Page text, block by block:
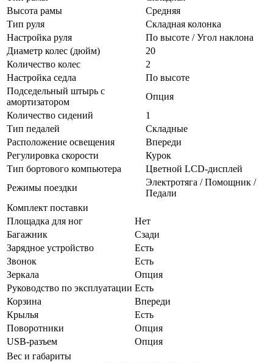
Высота рамы
Средняя
Тип руля
Складная колонка
Настройка руля
По высоте / Угол наклона
Диаметр колес (дюйм)
20
Количество колес
2
Настройка седла
По высоте
Подседельный штырь с
амортизатором
Опция
Количество сидений
1
Тип педалей
Складные
Расположение освещения
Впереди
Регулировка скорости
Курок
Тип бортового компьютера
Цветной LCD-дисплей
Режимы поездки
Электротяга / Помощник /
Педали
Комплект поставки
Площадка для ног
Нет
Багажник
Сзади
Зарядное устройство
Есть
Звонок
Есть
Зеркала
Опция
Руководство по эксплуатации Есть
Корзина
Впереди
Крылья
Есть
Поворотники
Опция
USB-разъем
Опция
Вес и габариты